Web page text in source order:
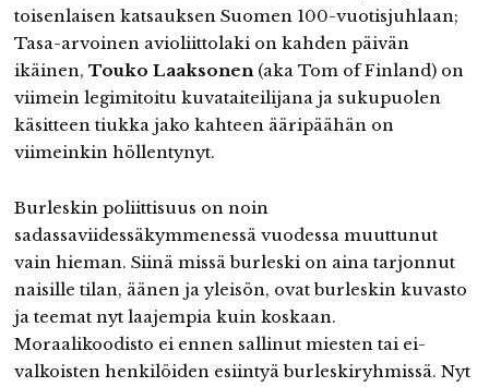
toisenlaisen katsauksen Suomen 100-vuotisjuhlaan;
Tasa-arvoinen avioliittolaki on kahden päivän
ikäinen, Touko Laaksonen(aka Tom of Finland) on
viimein legimitoitu kuvataiteilijana ja sukupuolen
käsitteen tiukka jako kahteen ääripäähän on
viimeinkin höllentynyt.
Burleskin poliittisuus on noin
sadassaviidessäkymmenessä vuodessa muuttunut
vain hieman. Siinä missä burleski on aina tarjonnut
naisille tilan, äänen ja yleisön, ovat burleskin kuvasto
ja teemat nyt laajempia kuin koskaan.
Moraalikoodisto ei ennen sallinut miesten tai ei-
valkoisten henkilöiden esiintyä burleskiryhmissä. Nyt